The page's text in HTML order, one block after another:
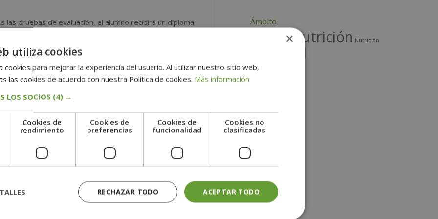
las pruebas de evaluación, el alumno recibirá un diploma
DE LA NUTRICIÓN»,
de socios de la CECAP, máxima institución
Europeo, que da fe de la validez, contenidos y
del máster en trastornos de la conducta alimentaria +
hacia la adquisición de formación teórica complementaria.
u oficial que puedes consultar en la web del
de Cualificaciones.”
:
Ámbito
DeporteNutrición Nutrición
Salud
×
utiliza cookies
cookies para mejorar la experiencia del usuario. Al utilizar nuestro sitio web,
las cookies de acuerdo con nuestra Política de cookies. Más información
LOS SOCIOS (4) →
Cookies de
rendimiento
Cookies de
preferencias
Cookies de
funcionalidad
Cookies no
clasificadas
ACEPTAR TODO
RECHAZAR TODO